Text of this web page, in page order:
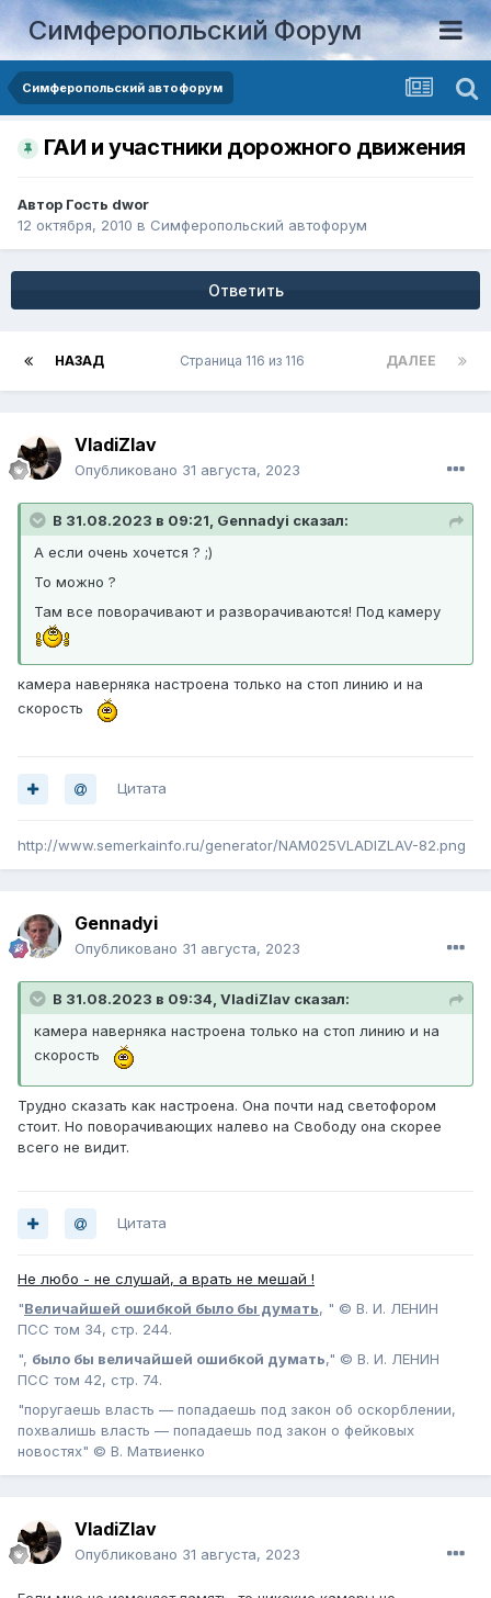
Симферопольский Форум
Симферопольский автофорум
ГАИ и участники дорожного движения
Автор Гость dwor
12 октября, 2010 в Симферопольский автофорум
Ответить
НАЗАД ДАЛЕЕ
Страница 116 из 116
VladiZlav
Опубликовано 31 августа, 2023
В 31.08.2023 в 09:21, Gennadyi сказал:
А если очень хочется ? ;)
То можно ?
Там все поворачивают и разворачиваются! Под камеру
камера наверняка настроена только на стоп линию и на
скорость
Цитата
http://www.semerkainfo.ru/generator/NAM025VLADIZLAV-82.png
Gennadyi
Опубликовано 31 августа, 2023
В 31.08.2023 в 09:34, VladiZlav сказал:
камера наверняка настроена только на стоп линию и на
скорость
Трудно сказать как настроена. Она почти над светофором
стоит. Но поворачивающих налево на Свободу она скорее
всего не видит.
Цитата
Не любо - не слушай, а врать не мешай !
"Величайшей ошибкой было бы думать, " © В. И. ЛЕНИН
ПСС том 34, стр. 244.
", было бы величайшей ошибкой думать," © В. И. ЛЕНИН
ПСС том 42, стр. 74.
"поругаешь власть — попадаешь под закон об оскорблении,
похвалишь власть — попадаешь под закон о фейковых
новостях" © В. Матвиенко
VladiZlav
Опубликовано 31 августа, 2023